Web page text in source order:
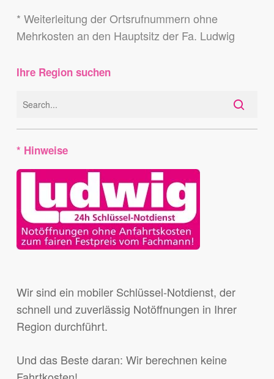
* Weiterleitung der Ortsrufnummern ohne
Mehrkosten an den Hauptsitz der Fa. Ludwig
Ihre Region suchen
* Hinweise
Wir sind ein mobiler Schlüssel-Notdienst, der
schnell und zuverlässig Notöffnungen in Ihrer
Region durchführt.
Und das Beste daran: Wir berechnen keine